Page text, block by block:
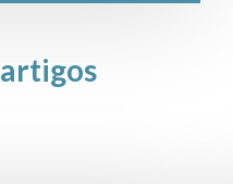
artigos